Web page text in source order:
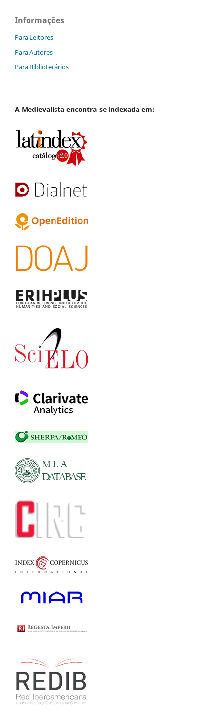
Informações
Para Leitores
Para Autores
Para Bibliotecários
A Medievalista encontra-se indexada em: